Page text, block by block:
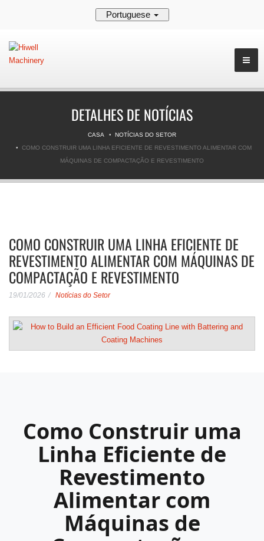
Portuguese
DETALHES DE NOTÍCIAS
CASA
NOTÍCIAS DO SETOR
COMO CONSTRUIR UMA LINHA EFICIENTE DE REVESTIMENTO ALIMENTAR COM
MÁQUINAS DE COMPACTAÇÃO E REVESTIMENTO
COMO CONSTRUIR UMA LINHA EFICIENTE DE
REVESTIMENTO ALIMENTAR COM MÁQUINAS DE
COMPACTAÇÃO E REVESTIMENTO
19/01/2026 Notícias do Setor